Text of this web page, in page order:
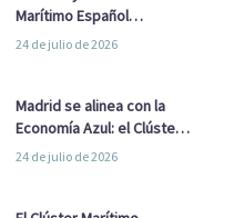
Marítimo Español
refuerzan su alianza para
24 de julio de 2026
Madrid se alinea con la
Economía Azul: el Clúster
Marítimo Español y la Real
24 de julio de 2026